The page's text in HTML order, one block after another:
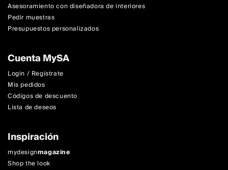
Asesoramiento con diseñadora de interiores
Pedir muestras
Presupuestos personalizados
Cuenta MySA
Login / Regístrate
Mis pedidos
Códigos de descuento
Lista de deseos
Inspiración
mydesignmagazine
Shop the look